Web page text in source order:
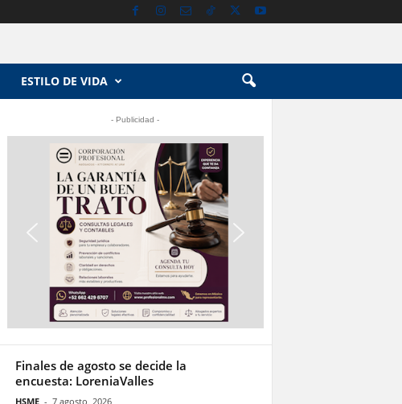
ESTILO DE VIDA
- Publicidad -
Finales de agosto se decide la
encuesta: LoreniaValles
HSME - 7 agosto, 2026